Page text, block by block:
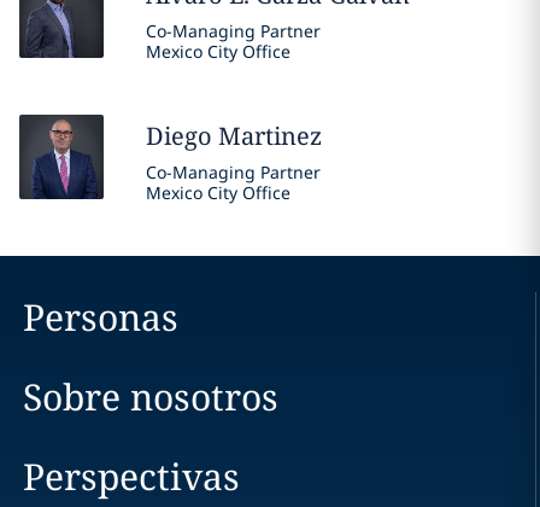
Co-Managing Partner
Mexico City Office
Diego Martinez
Co-Managing Partner
Mexico City Office
Personas
Sobre nosotros
Perspectivas